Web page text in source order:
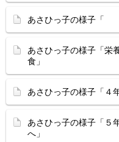
あさひっ子の様子「
あさひっ子の様子「栄
食」
あさひっ子の様子「４
あさひっ子の様子「５
へ」